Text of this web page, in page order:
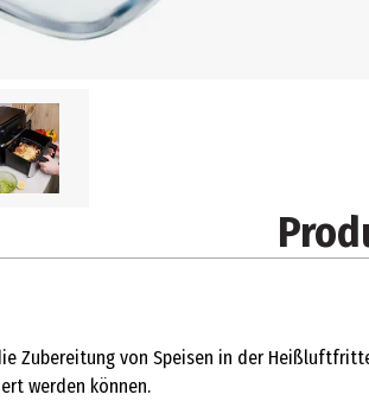
Zubereitung von Speisen in der
werden können.